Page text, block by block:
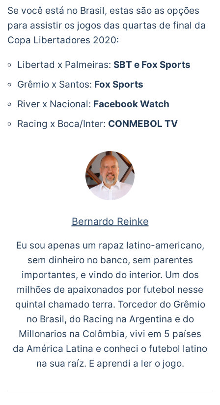
Se você está no Brasil, estas são as opções
para assistir os jogos das quartas de final da
Copa Libertadores 2020:
Libertad x Palmeiras: SBT e Fox Sports
Grêmio x Santos: Fox Sports
River x Nacional: Facebook Watch
Racing x Boca/Inter: CONMEBOL TV
Bernardo Reinke
Eu sou apenas um rapaz latino-americano,
sem dinheiro no banco, sem parentes
importantes, e vindo do interior. Um dos
milhões de apaixonados por futebol nesse
quintal chamado terra. Torcedor do Grêmio
no Brasil, do Racing na Argentina e do
Millonarios na Colômbia, vivi em 5 países
da América Latina e conheci o futebol latino
na sua raíz. E aprendi a ler o jogo.